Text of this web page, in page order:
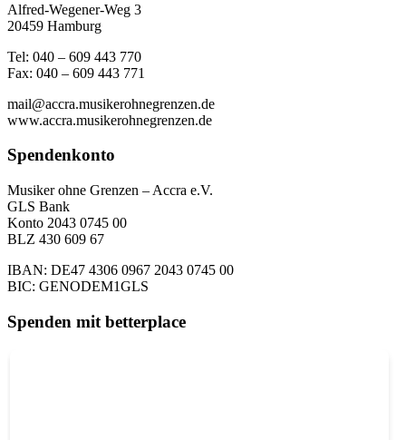
Alfred-Wegener-Weg 3
20459 Hamburg
Tel: 040 – 609 443 770
Fax: 040 – 609 443 771
mail@accra.musikerohnegrenzen.de
www.accra.musikerohnegrenzen.de
Spendenkonto
Musiker ohne Grenzen – Accra e.V.
GLS Bank
Konto 2043 0745 00
BLZ 430 609 67
IBAN: DE47 4306 0967 2043 0745 00
BIC: GENODEM1GLS
Spenden mit betterplace